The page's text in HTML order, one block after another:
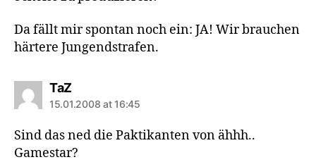
Da fällt mir spontan noch ein: JA! Wir brauchen
härtere Jungendstrafen.
TaZsays:
15.01.2008 at 16:45
Sind das ned die Paktikanten von ähhh..
Gamestar?